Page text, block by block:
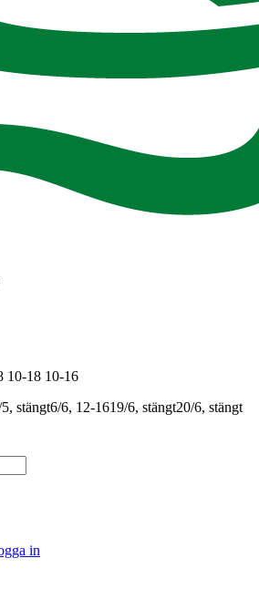
10-18 10-16
stängt6/6, 12-1619/6, stängt20/6, stängt
in